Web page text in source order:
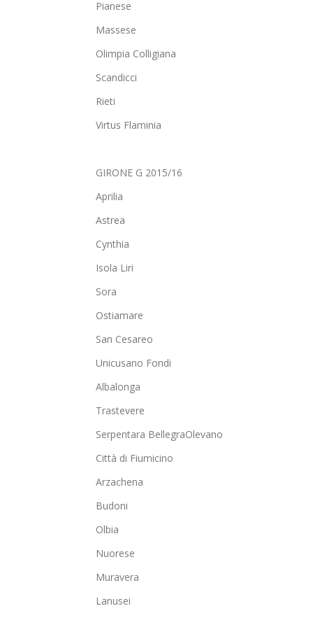
Pianese
Massese
Olimpia Colligiana
Scandicci
Rieti
Virtus Flaminia
GIRONE G 2015/16
Aprilia
Astrea
Cynthia
Isola Liri
Sora
Ostiamare
San Cesareo
Unicusano Fondi
Albalonga
Trastevere
Serpentara BellegraOlevano
Città di Fiumicino
Arzachena
Budoni
Olbia
Nuorese
Muravera
Lanusei